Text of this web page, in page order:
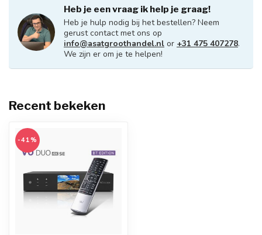
Heb je een vraag ik help je graag!
Heb je hulp nodig bij het bestellen? Neem
gerust contact met ons op
info@asatgroothandel.nl or +31 475 407278.
We zijn er om je te helpen!
Recent bekeken
-41%